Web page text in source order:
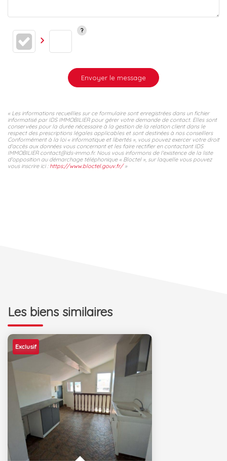
Envoyer le message
« Les informations recueillies sur ce formulaire sont enregistrées dans un fichier
informatisé par IDS IMMOBILIER pour gérer votre demande de contact. Elles sont
conservées pour la durée nécessaire à la gestion de la relation client dans le
respect des prescriptions légales applicables et sont destinées à nos conseillers
Conformément à la loi « informatique et libertés », vous pouvez exercer votre droit
d'accès aux données vous concernant et les faire rectifier en contactant IDS
IMMOBILIER contact@ids-immo.fr. Nous vous informons de l'existence de la liste
d'opposition au démarchage téléphonique « Bloctel », sur laquelle vous pouvez
vous inscrire ici : https://www.bloctel.gouv.fr/»
Les biens similaires
Exclusif